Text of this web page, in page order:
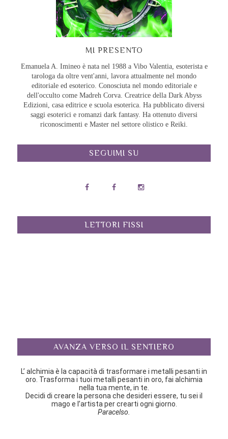
MI PRESENTO
Emanuela A. Imineo è nata nel 1988 a Vibo Valentia, esoterista e
tarologa da oltre vent'anni, lavora attualmente nel mondo
editoriale ed esoterico. Conosciuta nel mondo editoriale e
dell'occulto come Madreh Corva. Creatrice della Dark Abyss
Edizioni, casa editrice e scuola esoterica. Ha pubblicato diversi
saggi esoterici e romanzi dark fantasy. Ha ottenuto diversi
riconoscimenti e Master nel settore olistico e Reiki.
SEGUIMI SU
LETTORI FISSI
AVANZA VERSO IL SENTIERO
L’ alchimia è la capacità di trasformare i metalli pesanti in
oro. Trasforma i tuoi metalli pesanti in oro, fai alchimia
nella tua mente, in te.
Decidi di creare la persona che desideri essere, tu sei il
mago e l’artista per crearti ogni giorno.
Paracelso.